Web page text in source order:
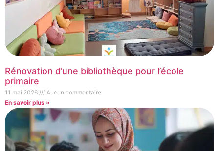
Rénovation d’une bibliothèque pour l’école
primaire
11 mai 2026
Aucun commentaire
En savoir plus »